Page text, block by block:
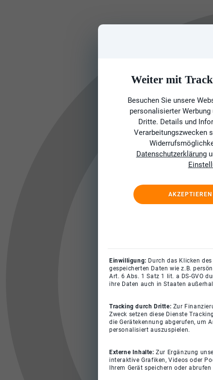
Weiter mit
Besuchen Sie unsere
personalisierter
Dritte. Details und
Verarbeitungszwecken
Datenschutzerklärung
Einwilligung: Durch das Klicken
gespeicherten Daten wie z.B.
Art. 6 Abs. 1 Satz 1 lit. a DS-GVO
ihre Daten auch in Staaten
Tracking durch Dritte: Zur
Zweck setzen diese Dienste
die Gerätekennung abgerufen, um
personalisiert auszuspielen.
Externe Inhalte:Zur Ergänzung
interaktive Grafiken, Videos oder
Ihrem Gerät speichern oder